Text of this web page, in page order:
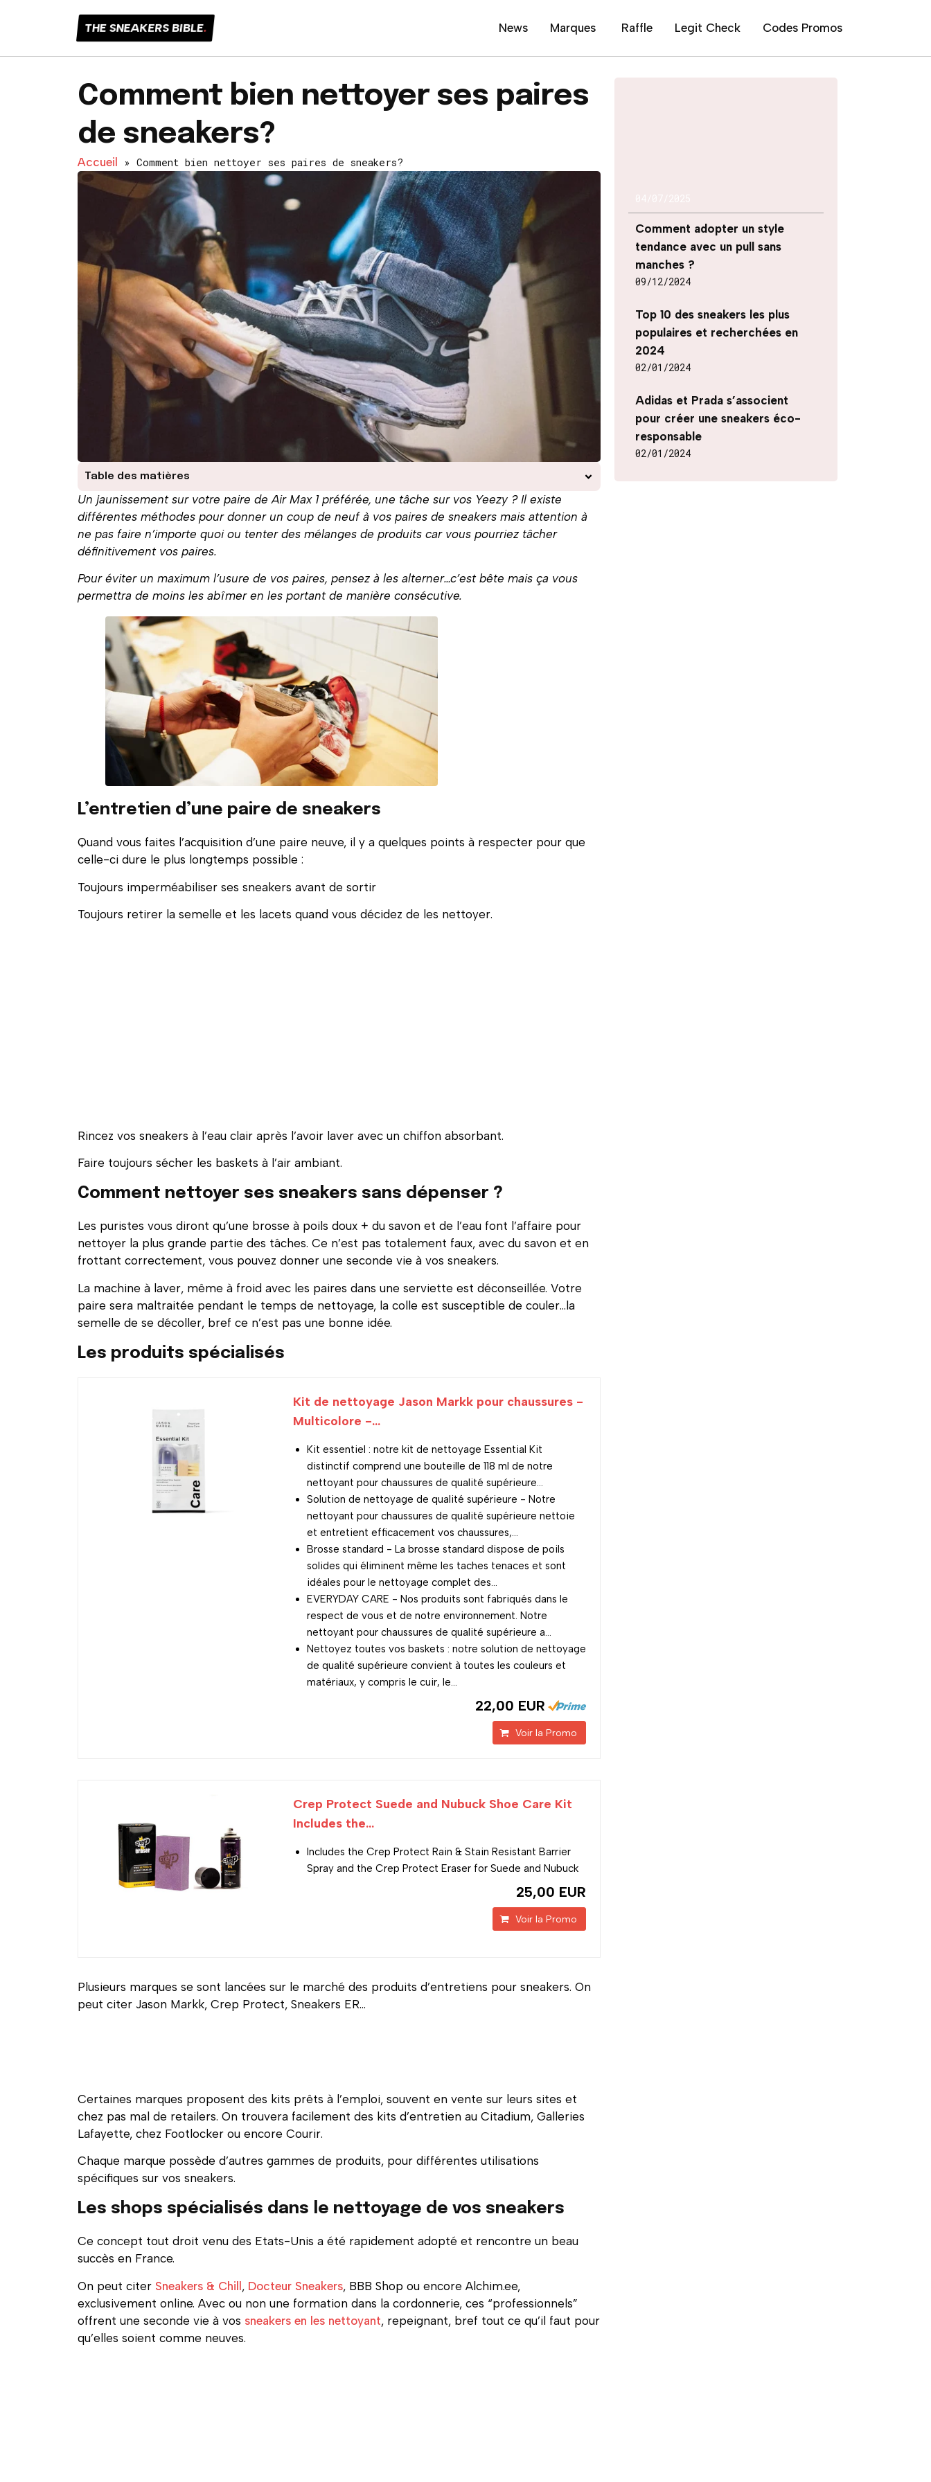
THE SNEAKERS BIBLE. News Marques Raffle Legit Check Codes Promos
Comment bien nettoyer ses paires
de sneakers?
Accueil » Comment bien nettoyer ses paires de sneakers?
Table des matières
Un jaunissement sur votre paire de Air Max 1 préférée, une tâche sur vos Yeezy ? Il existe
différentes méthodes pour donner un coup de neuf à vos paires de sneakers mais attention à
ne pas faire n’importe quoi ou tenter des mélanges de produits car vous pourriez tâcher
définitivement vos paires.
Pour éviter un maximum l’usure de vos paires, pensez à les alterner…c’est bête mais ça vous
permettra de moins les abîmer en les portant de manière consécutive.
L’entretien d’une paire de sneakers
Quand vous faites l’acquisition d’une paire neuve, il y a quelques points à respecter pour que
celle-ci dure le plus longtemps possible :
Toujours imperméabiliser ses sneakers avant de sortir
Toujours retirer la semelle et les lacets quand vous décidez de les nettoyer.
Rincez vos sneakers à l’eau clair après l’avoir laver avec un chiffon absorbant.
Faire toujours sécher les baskets à l’air ambiant.
Comment nettoyer ses sneakers sans dépenser ?
Les puristes vous diront qu’une brosse à poils doux + du savon et de l’eau font l’affaire pour
nettoyer la plus grande partie des tâches. Ce n’est pas totalement faux, avec du savon et en
frottant correctement, vous pouvez donner une seconde vie à vos sneakers.
La machine à laver, même à froid avec les paires dans une serviette est déconseillée. Votre
paire sera maltraitée pendant le temps de nettoyage, la colle est susceptible de couler…la
semelle de se décoller, bref ce n’est pas une bonne idée.
Les produits spécialisés
Kit de nettoyage Jason Markk pour chaussures -
Multicolore -...
Kit essentiel : notre kit de nettoyage Essential Kit
distinctif comprend une bouteille de 118 ml de notre
nettoyant pour chaussures de qualité supérieure...
Solution de nettoyage de qualité supérieure - Notre
nettoyant pour chaussures de qualité supérieure nettoie
et entretient efficacement vos chaussures,...
Brosse standard - La brosse standard dispose de poils
solides qui éliminent même les taches tenaces et sont
idéales pour le nettoyage complet des...
EVERYDAY CARE - Nos produits sont fabriqués dans le
respect de vous et de notre environnement. Notre
nettoyant pour chaussures de qualité supérieure a...
Nettoyez toutes vos baskets : notre solution de nettoyage
de qualité supérieure convient à toutes les couleurs et
matériaux, y compris le cuir, le...
22,00 EUR
Voir la Promo
Crep Protect Suede and Nubuck Shoe Care Kit
Includes the...
Includes the Crep Protect Rain & Stain Resistant Barrier
Spray and the Crep Protect Eraser for Suede and Nubuck
25,00 EUR
Voir la Promo
Plusieurs marques se sont lancées sur le marché des produits d’entretiens pour sneakers. On
peut citer Jason Markk, Crep Protect, Sneakers ER…
Certaines marques proposent des kits prêts à l’emploi, souvent en vente sur leurs sites et
chez pas mal de retailers. On trouvera facilement des kits d’entretien au Citadium, Galleries
Lafayette, chez Footlocker ou encore Courir.
Chaque marque possède d’autres gammes de produits, pour différentes utilisations
spécifiques sur vos sneakers.
Les shops spécialisés dans le nettoyage de vos sneakers
Ce concept tout droit venu des Etats-Unis a été rapidement adopté et rencontre un beau
succès en France.
On peut citer Sneakers & Chill, Docteur Sneakers, BBB Shop ou encore Alchim.ee,
exclusivement online. Avec ou non une formation dans la cordonnerie, ces “professionnels”
offrent une seconde vie à vos sneakers en les nettoyant, repeignant, bref tout ce qu’il faut pour
qu’elles soient comme neuves.
Comment adopter un style
tendance avec un pull sans
manches ?
09/12/2024
Top 10 des sneakers les plus
populaires et recherchées en
2024
02/01/2024
Adidas et Prada s’associent
pour créer une sneakers éco-
responsable
02/01/2024